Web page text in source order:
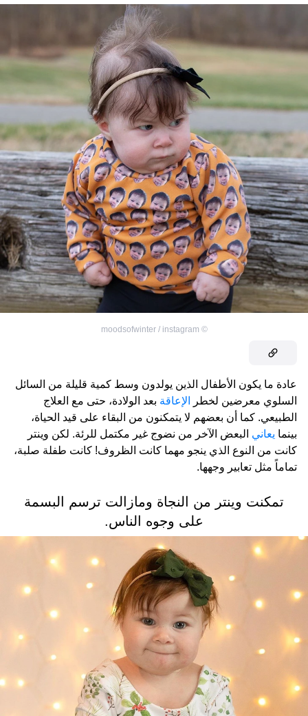
©
moodsofwinter / instagram
عادة ما يكون الأطفال الذين يولدون وسط كمية قليلة من السائل
السلوي معرضين لخطر
الإعاقة بعد الولادة، حتى مع العلاج
الطبيعي. كما أن بعضهم لا يتمكنون من البقاء على قيد الحياة،
بينما يعاني البعض الآخر من نضوج غير مكتمل للرئة. لكن وينتر
كانت من النوع الذي ينجو مهما كانت الظروف! كانت طفلة صلبة،
تماماً مثل تعابير وجهها.
تمكنت وينتر من النجاة ومازالت ترسم البسمة
على وجوه الناس.